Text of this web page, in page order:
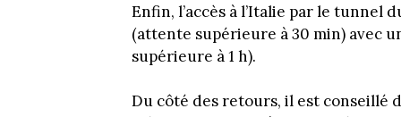
Enfin, l’accès à l’Italie par le tunnel
(attente supérieure à 30 min) avec
supérieure à 1 h).
Du côté des retours, il est conseillé